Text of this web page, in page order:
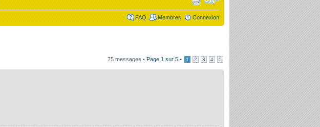
FAQ Membres Connexion
75 messages • Page 1 sur 5 • 1 2 3 4 5